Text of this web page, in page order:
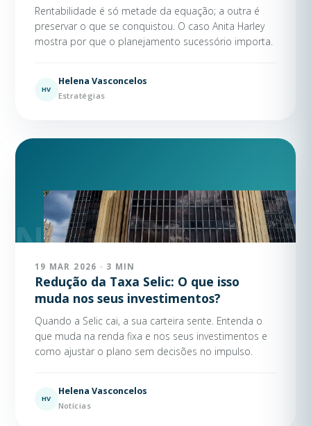
Rentabilidade é só metade da equação; a outra é
preservar o que se conquistou. O caso Anita Harley
mostra por que o planejamento sucessório importa.
HV
Helena Vasconcelos
Estratégias
19 MAR 2026 · 3 MIN
Redução da Taxa Selic: O que isso
muda nos seus investimentos?
Quando a Selic cai, a sua carteira sente. Entenda o
que muda na renda fixa e nos seus investimentos e
como ajustar o plano sem decisões no impulso.
HV
Helena Vasconcelos
Notícias